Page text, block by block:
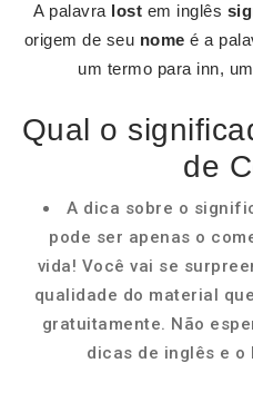
A palavra lost em inglês
origem de seu nome é a
um termo para inn,
Qual o
de
A dica sobre o
pode ser apenas o
vida! Você vai se
qualidade do material
gratuitamente. Não
dicas de inglês e o